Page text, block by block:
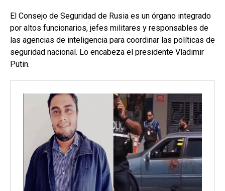
El Consejo de Seguridad de Rusia es un órgano integrado
por altos funcionarios, jefes militares y responsables de
las agencias de inteligencia para coordinar las políticas de
seguridad nacional. Lo encabeza el presidente Vladimir
Putin.